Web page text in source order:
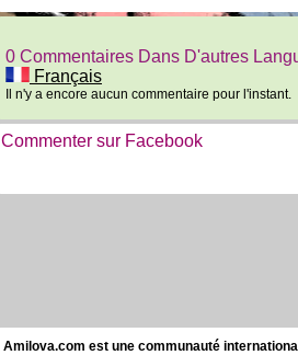
0 Commentaires Dans D'autres
Français
Il n'y a encore aucun commentaire pour l'instant.
Commenter sur Facebook
Amilova.com est une communauté